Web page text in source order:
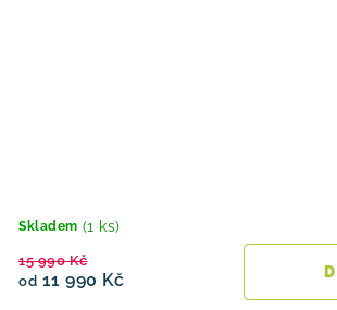
Skladem (1 ks)
od 11 990 Kč
15 990 Kč